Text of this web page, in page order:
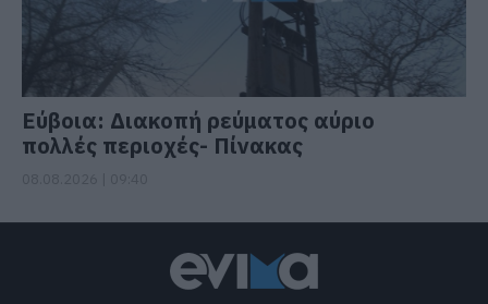
Εύβοια: Διακοπή ρεύματος αύριο
πολλές περιοχές- Πίνακας